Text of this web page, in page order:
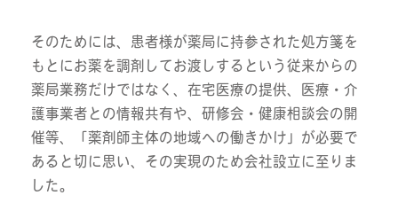
そのためには、患者様が薬局に持参された処方箋を
もとにお薬を調剤してお渡しするという従来からの
薬局業務だけではなく、在宅医療の提供、医療・介
護事業者との情報共有や、研修会・健康相談会の開
催等、「薬剤師主体の地域への働きかけ」が必要で
あると切に思い、その実現のため会社設立に至りま
した。